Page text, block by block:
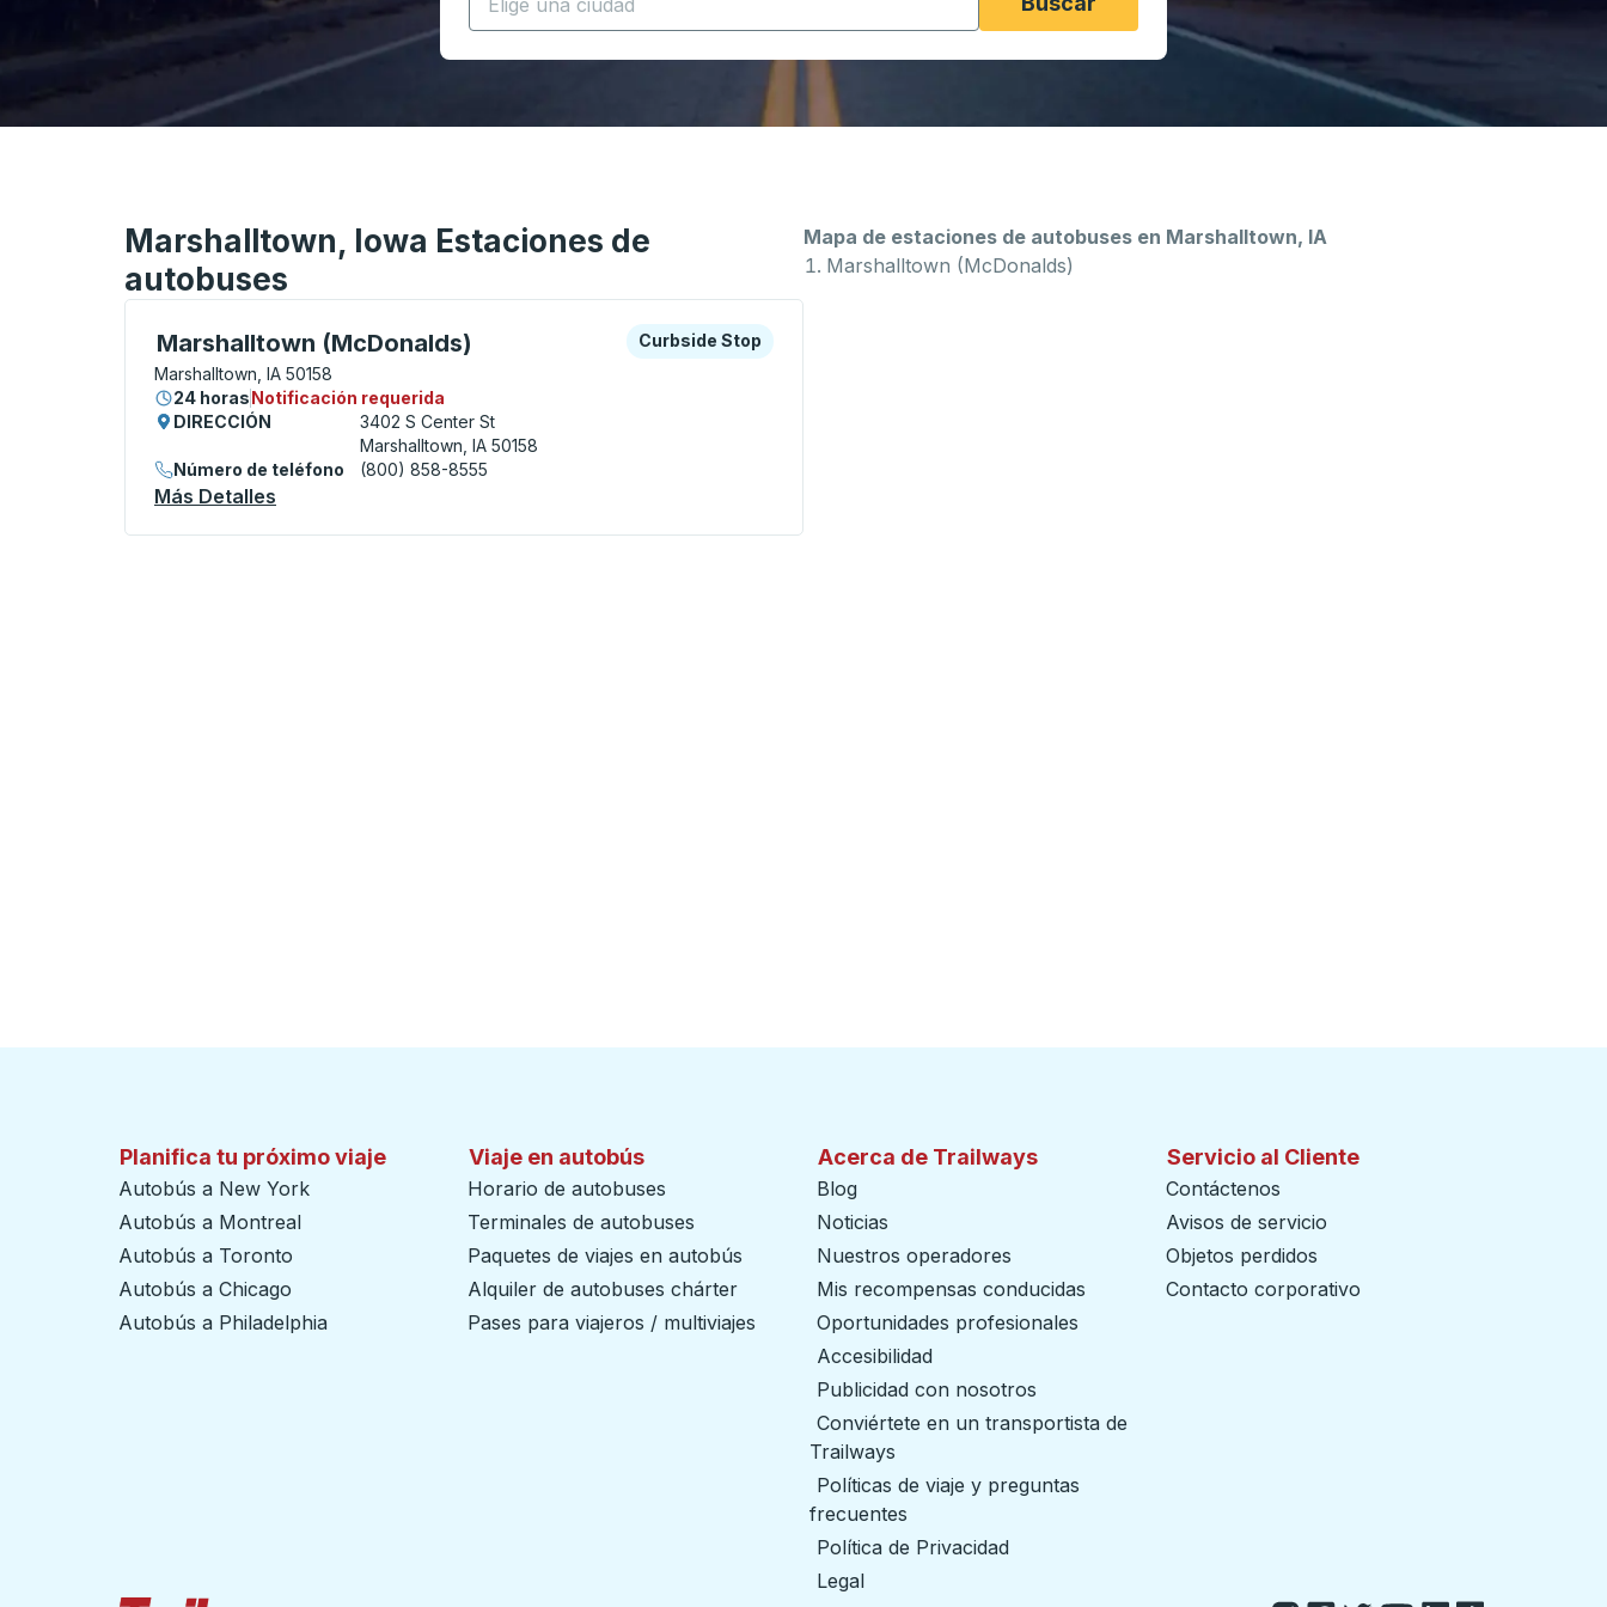
Marshalltown, Iowa Estaciones de
autobuses
Marshalltown (McDonalds)
Curbside Stop, utilice las teclas de flecha o la tecla tabulador para explorar más sobre esta estación de autobuses.
Marshalltown, IA 50158
24 horasNotificación requerida
Curbside Stop
Curbside Stop
DIRECCIÓN
3402 S Center St
Marshalltown, IA 50158
Número de teléfono
(800) 858-8555
Más Detalles
Mapa de estaciones de autobuses en Marshalltown, IA
Marshalltown (McDonalds)
Planifica tu próximo viaje
Autobús a New York
Autobús a Montreal
Autobús a Toronto
Autobús a Chicago
Autobús a Philadelphia
Viaje en autobús
Horario de autobuses
Terminales de autobuses
Paquetes de viajes en autobús
Alquiler de autobuses chárter
Pases para viajeros / multiviajes
Acerca de Trailways
Blog
Noticias
Nuestros operadores
Mis recompensas conducidas
Oportunidades profesionales
Accesibilidad
Publicidad con nosotros
Conviértete en un transportista de
Trailways
Políticas de viaje y preguntas
frecuentes
Política de Privacidad
Legal
Servicio al Cliente
Contáctenos
Avisos de servicio
Objetos perdidos
Contacto corporativo